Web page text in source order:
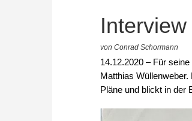
von Conrad Schormann
14.12.2020 – Für
Matthias
Pläne und blickt in der